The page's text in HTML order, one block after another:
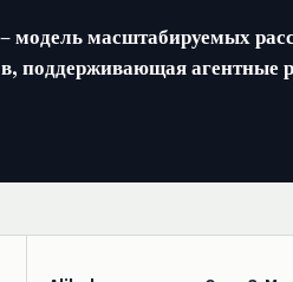
масштабируемых
поддерживающая агентные